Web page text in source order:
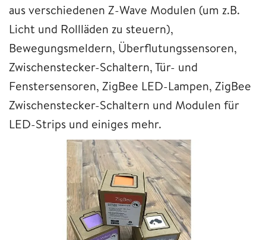
aus verschiedenen Z-Wave Modulen (um z.B.
Licht und Rollläden zu steuern),
Bewegungsmeldern, Überflutungssensoren,
Zwischenstecker-Schaltern, Tür- und
Fenstersensoren, ZigBee LED-Lampen, ZigBee
Zwischenstecker-Schaltern und Modulen für
LED-Strips und einiges mehr.